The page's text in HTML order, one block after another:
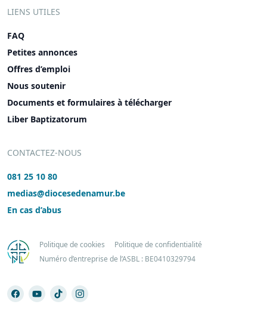
LIENS UTILES
FAQ
Petites annonces
Offres d’emploi
Nous soutenir
Documents et formulaires à télécharger
Liber Baptizatorum
CONTACTEZ-NOUS
081 25 10 80
medias@diocesedenamur.be
En cas d’abus
Politique de cookies
Politique de confidentialité
Numéro d’entreprise de l’ASBL : BE0410329794